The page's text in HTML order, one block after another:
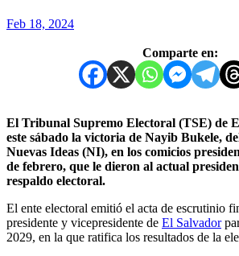
Feb 18, 2024
Comparte en:
El Tribunal Supremo Electoral (TSE) de El Salvador ratificó
este sábado la victoria de Nayib Bukele,
Nuevas Ideas (NI), en los comicios
de febrero, que le dieron al actual
respaldo electoral.
El ente electoral emitió el acta de escrutinio
presidente y vicepresidente de El Salvador
2029, en la que ratifica los resultados de la